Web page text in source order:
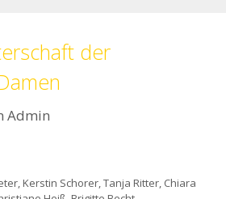
der
Admin
Kerstin Schorer, Tanja Ritter, Chiara